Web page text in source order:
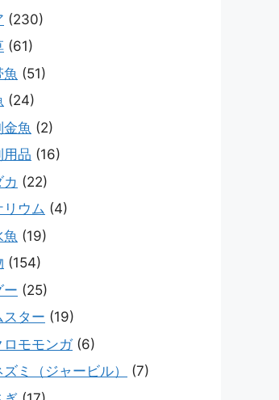
(230)
(61)
魚 (51)
(24)
金魚 (2)
用品 (16)
カ (22)
リウム (4)
魚 (19)
(154)
ー (25)
スター (19)
ロモモンガ(6)
ミ（ジャービル）
(7)